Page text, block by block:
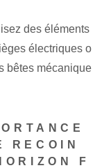
des éléments
électriques o
bêtes mécanique
RECOIN
F